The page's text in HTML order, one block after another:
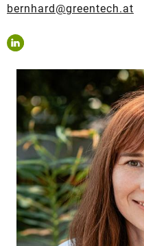
bernhard@greentech.at